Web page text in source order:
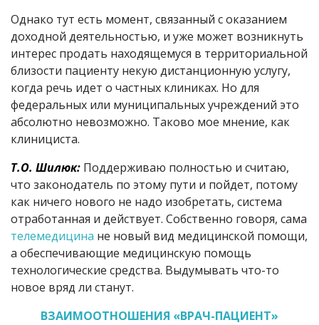
Однако тут есть момент, связанный с оказанием
доходной деятельностью, и уже может возникнуть
интерес продать находящемуся в территориальной
близости пациенту некую дистанционную услугу,
когда речь идет о частных клиниках. Но для
федеральных или муниципальных учреждений это
абсолютно невозможно. Таково мое мнение, как
клинициста.
Т.О. Шилюк: Поддерживаю полностью и считаю,
что законодатель по этому пути и пойдет, потому
как ничего нового не надо изобретать, система
отработанная и действует. Собственно говоря, сама
телемедицина не новый вид медицинской помощи,
а обеспечивающие медицинскую помощь
технологические средства. Выдумывать что-то
новое вряд ли станут.
ВЗАИМООТНОШЕНИЯ «ВРАЧ-ПАЦИЕНТ»